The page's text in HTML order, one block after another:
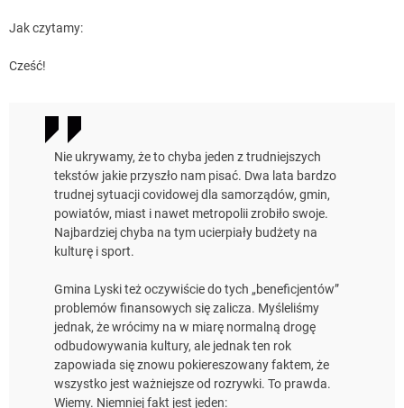
Jak czytamy:
Cześć!
Nie ukrywamy, że to chyba jeden z trudniejszych
tekstów jakie przyszło nam pisać. Dwa lata bardzo
trudnej sytuacji covidowej dla samorządów, gmin,
powiatów, miast i nawet metropolii zrobiło swoje.
Najbardziej chyba na tym ucierpiały budżety na
kulturę i sport.
Gmina Lyski też oczywiście do tych „beneficjentów”
problemów finansowych się zalicza. Myśleliśmy
jednak, że wrócimy na w miarę normalną drogę
odbudowywania kultury, ale jednak ten rok
zapowiada się znowu pokiereszowany faktem, że
wszystko jest ważniejsze od rozrywki. To prawda.
Wiemy. Niemniej fakt jest jeden: